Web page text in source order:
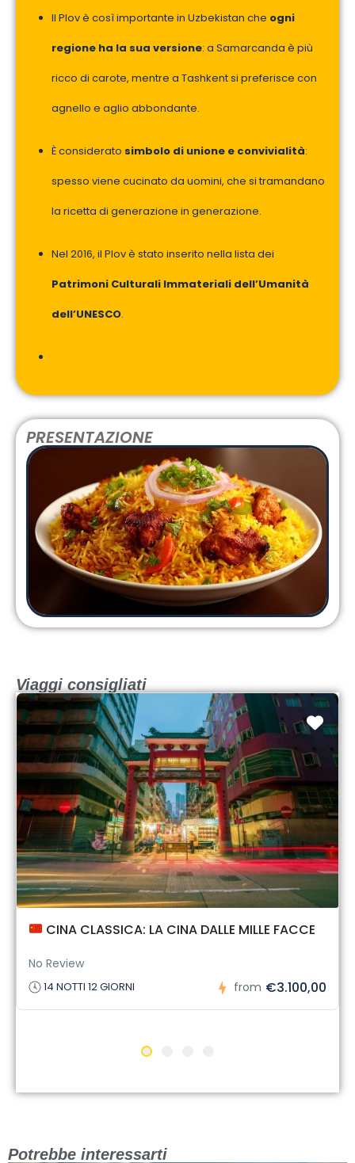
Il Plov è così importante in Uzbekistan che ogni
regione ha la sua versione: a Samarcanda è più
ricco di carote, mentre a Tashkent si preferisce con
agnello e aglio abbondante.
È considerato simbolo di unione e convivialità:
spesso viene cucinato da uomini, che si tramandano
la ricetta di generazione in generazione.
Nel 2016, il Plov è stato inserito nella lista dei
Patrimoni Culturali Immateriali dell’Umanità
dell’UNESCO.
PRESENTAZIONE
Viaggi consigliati
CINA CLASSICA: LA CINA DALLE MILLE FACCE
No Review
14 NOTTI 12 GIORNI from €3.100,00
Potrebbe interessarti